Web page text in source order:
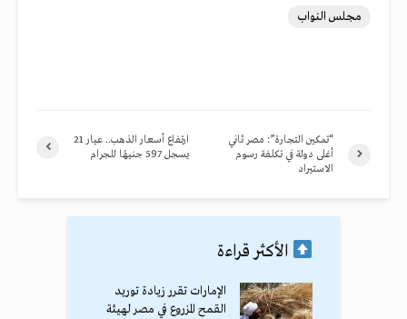
مجلس النواب
ارتفاع أسعار الذهب.. عيار 21
يسجل 597 جنيهًا للجرام
“تمكين التجارة”: مصر ثاني
أغلى دولة في تكلفة رسوم
الاستيراد
الأكثر قراءة
الإمارات تقرر زيادة توريد
القمح المزروع في مصر لهيئة